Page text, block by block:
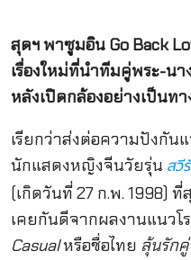
สุดฯ พาซูมอิน Go Back
เรื่องใหม่ที่นำทีมคู่พระ-น
หลังเปิดกล้องอย่างเป็นทา
เรียกว่าส่งต่อความปังกัน
นักแสดงหญิงจีนวัยรุ่น สวี
(เกิดวันที่ 27 ก.พ. 1998)
เคยกันดีจากผลงานแนวโ
Casualหรือชื่อไทย ลุ้นรัก